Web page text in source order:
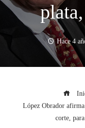
Hace 4
López Obrador
corte,